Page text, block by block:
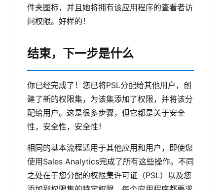
件夹图标，并且她将拥有该应用程序的查看者访
问权限。好样的！
结束，下一步是什么
你已经完成了！您已将PSL分配给其他用户，创
建了新的权限集，为该集添加了权限，并将该分
配给用户。这是很多步骤，但它都是关于安全
性，安全性，安全性！
相同的基本流程适用于其他应用和用户，即使您
使用Sales Analytics完成了所有这些操作。不同
之处在于您分配的权限集许可证（PSL）以及您